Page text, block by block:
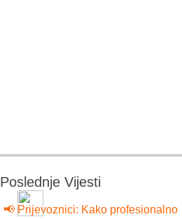
Poslednje Vijesti
📢 Prijevoznici: Kako profesionalno